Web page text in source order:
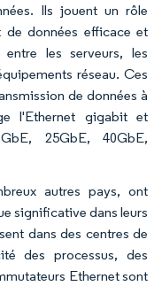
Ils jouent un rôle
de données efficace et
les serveurs, les
réseau. Ces
de données à
l'Ethernet gigabit et
25GbE, 40GbE,
autres pays, ont
significative dans leurs
dans des centres de
des processus, des
Ethernet sont